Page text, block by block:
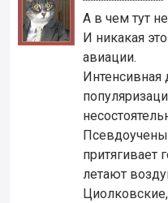
А в чем тут
И никакая
авиации.
Интенсивная
притягивает
летают